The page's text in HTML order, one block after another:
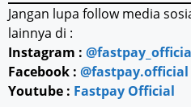
Jangan lupa follow media
lainnya di :
Instagram :
Facebook : @fastpay.official
Youtube : Fastpay Official